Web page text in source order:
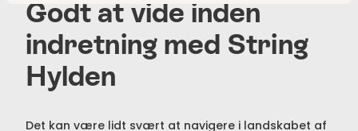
Godt at vide inden
indretning med String
Hylden
Det kan være lidt svært at navigere i landskabet af